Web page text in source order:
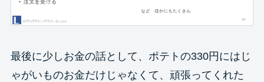
最後に少しお金の話として、ポテトの330円にはじ
ゃがいものお金だけじゃなくて、頑張ってくれた